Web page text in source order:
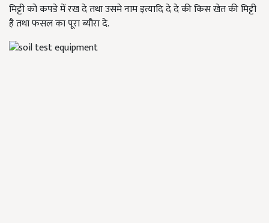
मिट्टी को कपडे में रख दे तथा उसमे नाम इत्यादि दे दे की किस खेत की मिट्टी
है तथा फसल का पूरा ब्यौरा दे.